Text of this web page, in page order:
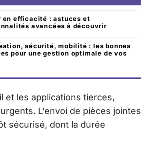
en efficacité : astuces et
avancées à découvrir
sécurité, mobilité : les bonnes
pour une gestion optimale de vos
et les applications tierces,
L’envoi de pièces jointes
sécurisé, dont la durée